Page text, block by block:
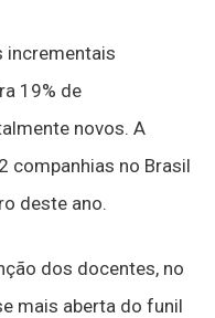
incrementais
19% de
novos. A
companhias no Brasil
deste ano.
dos docentes, no
mais aberta do funil